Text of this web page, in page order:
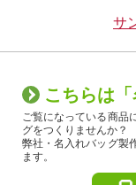
サ
こちらは
ご覧になっている商品
グをつくりませんか？
弊社・名入れバッグ製
ます。